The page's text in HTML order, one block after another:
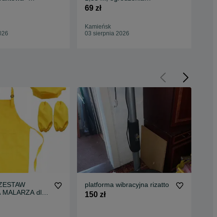
panelowe, podmurówka
69 zł
Kamieńsk
03 sierpnia 2026
dla
platforma wibracyjna rizatto
150 zł